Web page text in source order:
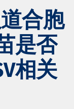
合胞
是否
相关